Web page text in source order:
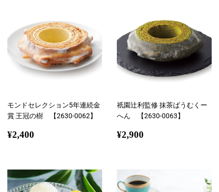
モンドセレクション5年連続金
賞 王冠の樹 【2630-0062】
通
¥2,400
祇園辻利監修 抹茶ばうむくー
へん 【2630-0063】
通
¥2,900